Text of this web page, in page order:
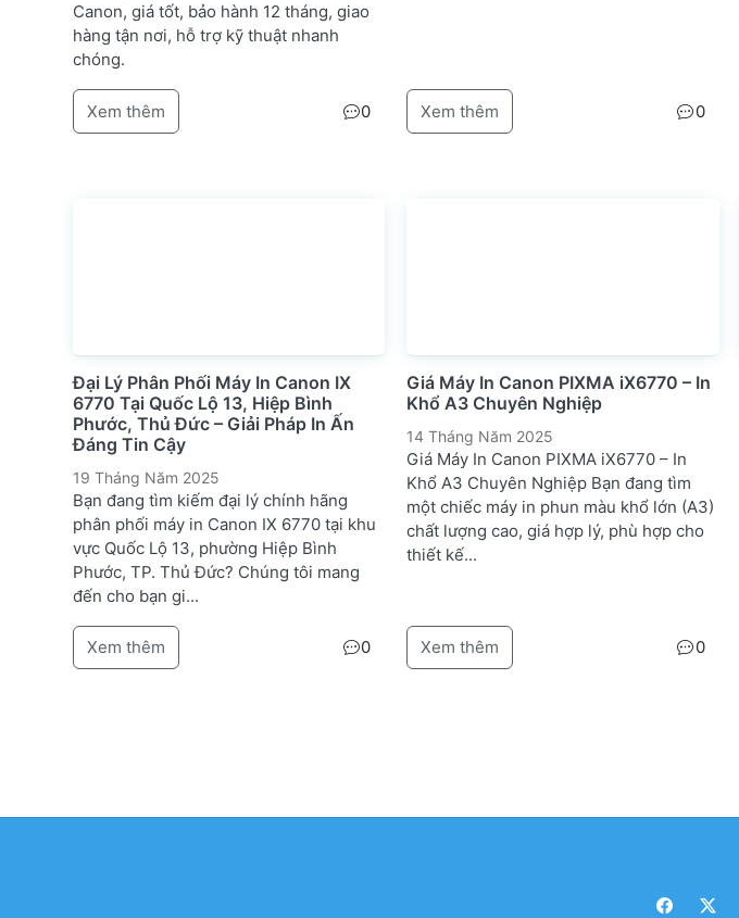
Canon, giá tốt, bảo hành 12 tháng, giao
hàng tận nơi, hỗ trợ kỹ thuật nhanh
chóng.
Xem thêm 0 Xem thêm 0
Đại Lý Phân Phối Máy In Canon IX
6770 Tại Quốc Lộ 13, Hiệp Bình
Phước, Thủ Đức – Giải Pháp In Ấn
Đáng Tin Cậy
19 Tháng Năm 2025
Bạn đang tìm kiếm đại lý chính hãng
phân phối máy in Canon IX 6770 tại khu
vực Quốc Lộ 13, phường Hiệp Bình
Phước, TP. Thủ Đức? Chúng tôi mang
đến cho bạn gi...
Xem thêm 0
Giá Máy In Canon PIXMA iX6770 – In
Khổ A3 Chuyên Nghiệp
14 Tháng Năm 2025
Giá Máy In Canon PIXMA iX6770 – In
Khổ A3 Chuyên Nghiệp Bạn đang tìm
một chiếc máy in phun màu khổ lớn (A3)
chất lượng cao, giá hợp lý, phù hợp cho
thiết kế...
Xem thêm 0